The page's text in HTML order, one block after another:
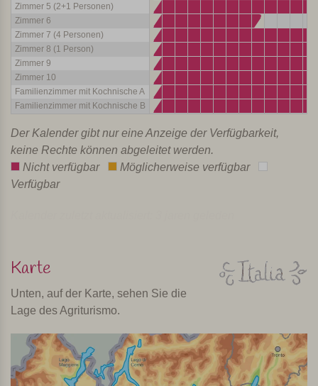
Zimmer 5 (2+1 Personen)
Zimmer 6
Zimmer 7 (4 Personen)
Zimmer 8 (1 Person)
Zimmer 9
Zimmer 10
Familienzimmer mit Kochnische A
Familienzimmer mit Kochnische B
Der Kalender gibt nur eine Anzeige der Verfügbarkeit,
keine Rechte können abgeleitet werden.
Nicht verfügbar
Möglicherweise verfügbar
Verfügbar
Karte
Unten, auf der Karte, sehen Sie die
Lage des Agriturismo.